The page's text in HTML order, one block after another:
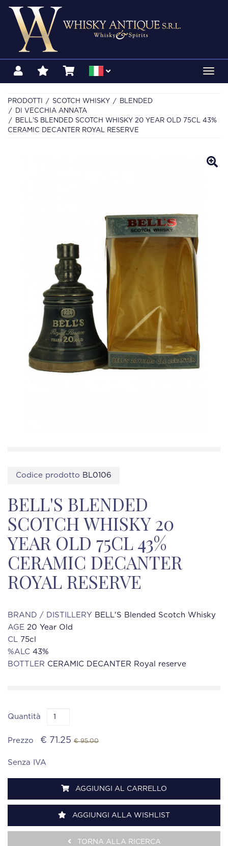
PRODOTTI SCOTCH WHISKY
BLENDED
DI VECCHIA ANNATA
BELL'S BLENDED SCOTCH WHISKY 20 YEAR OLD 75CL 43%
CERAMIC DECANTER ROYAL RESERVE
Codice prodotto BL0106
BELL'S BLENDED
SCOTCH WHISKY 20
YEAR OLD 75CL 43%
CERAMIC DECANTER
ROYAL RESERVE
BRAND / DISTILLERY BELL'S Blended Scotch Whisky
AGE 20 Year Old
CL 75cl
%ALC 43%
BOTTLER CERAMIC DECANTER Royal reserve
Quantità
Prezzo € 71.25 € 95.00
Senza IVA
AGGIUNGI AL CARRELLO
AGGIUNGI ALLA WISHLIST
TORNA ALLA RICERCA